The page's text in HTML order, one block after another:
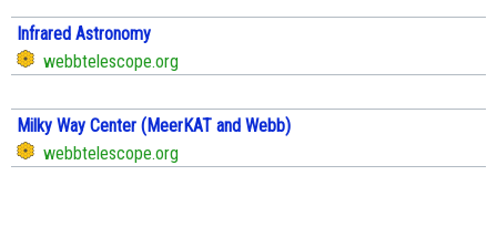
Infrared Astronomy
webbtelescope.org
Milky Way Center (MeerKAT and Webb)
webbtelescope.org